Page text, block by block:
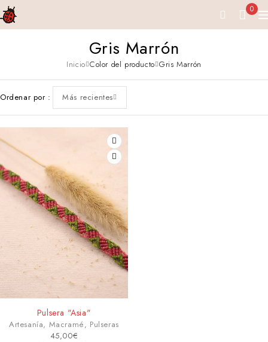
0
Gris Marrón
Inicio Color del producto Gris Marrón
Ordenar por Más recientes
Pulsera "Asia"
Artesanía, Macramé, Pulseras
45,00€